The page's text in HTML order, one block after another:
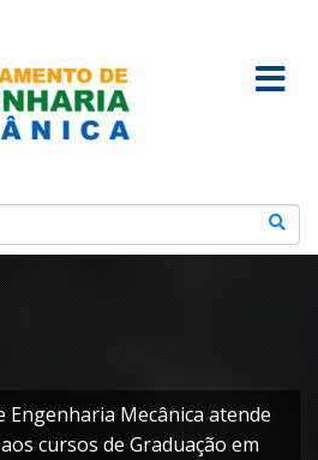
Engenharia Mecânica atende
cursos de Graduação em